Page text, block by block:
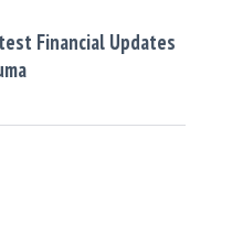
Financial Updates